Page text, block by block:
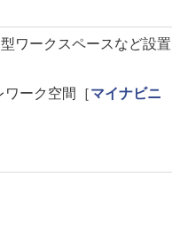
ワークスペースなど設置
ーク空間［マイナビニ